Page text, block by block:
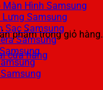
phẩm trong giỏ hàng.
cửa hàng
Màn Hình Samsung
Samsung
Sạc Samsung
Samsung